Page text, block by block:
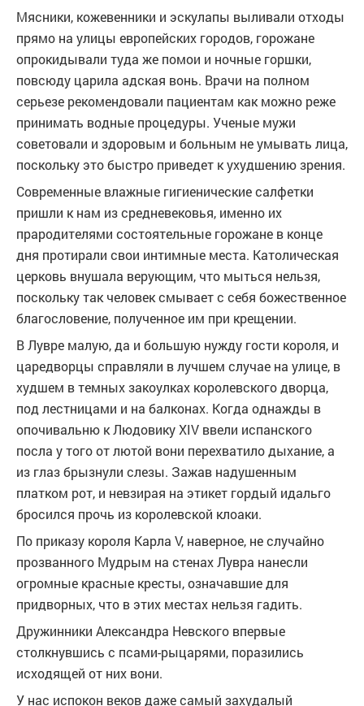
Мясники, кожевенники и эскулапы выливали отходы
прямо на улицы европейских городов, горожане
опрокидывали туда же помои и ночные горшки,
повсюду царила адская вонь. Врачи на полном
серьезе рекомендовали пациентам как можно реже
принимать водные процедуры. Ученые мужи
советовали и здоровым и больным не умывать лица,
поскольку это быстро приведет к ухудшению зрения.
Современные влажные гигиенические салфетки
пришли к нам из средневековья, именно их
прародителями состоятельные горожане в конце
дня протирали свои интимные места. Католическая
церковь внушала верующим, что мыться нельзя,
поскольку так человек смывает с себя божественное
благословение, полученное им при крещении.
В Лувре малую, да и большую нужду гости короля, и
царедворцы справляли в лучшем случае на улице, в
худшем в темных закоулках королевского дворца,
под лестницами и на балконах. Когда однажды в
опочивальню к Людовику XIV ввели испанского
посла у того от лютой вони перехватило дыхание, а
из глаз брызнули слезы. Зажав надушенным
платком рот, и невзирая на этикет гордый идальго
бросился прочь из королевской клоаки.
По приказу короля Карла V, наверное, не случайно
прозванного Мудрым на стенах Лувра нанесли
огромные красные кресты, означавшие для
придворных, что в этих местах нельзя гадить.
Дружинники Александра Невского впервые
столкнувшись с псами-рыцарями, поразились
исходящей от них вони.
У нас испокон веков даже самый захудалый